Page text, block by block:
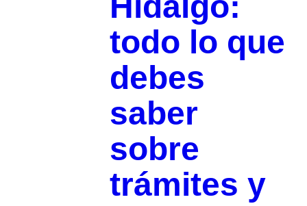
todo lo que
debes
saber
sobre
trámites y